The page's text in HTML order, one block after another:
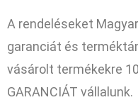
A rendeléseket
garanciát és
vásárolt termékekre
GARANCIÁT vállalunk.